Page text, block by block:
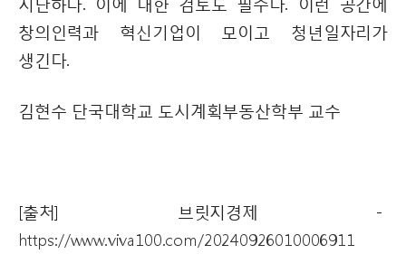
창의인력과 혁신기업이 모이고 청년일자리가
생긴다.
김현수 단국대학교 도시계획부동산학부 교수
[출처] 브릿지경제 -
https://www.viva100.com/20240926010006911